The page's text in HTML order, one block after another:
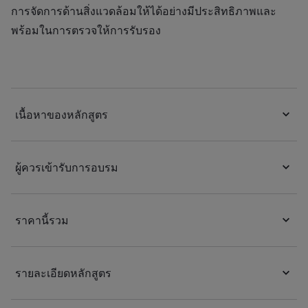
การจัดการด้านสิ่งแวดล้อมให้ได้อย่างมีประสิทธิภาพและ
พร้อมในการตรวจให้การรับรอง
เนื้อหาของหลักสูตร
ผู้ควรเข้ารับการอบรม
ราคานี้รวม
รายละเอียดหลักสูตร